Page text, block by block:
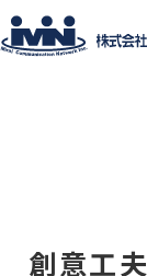
創意工